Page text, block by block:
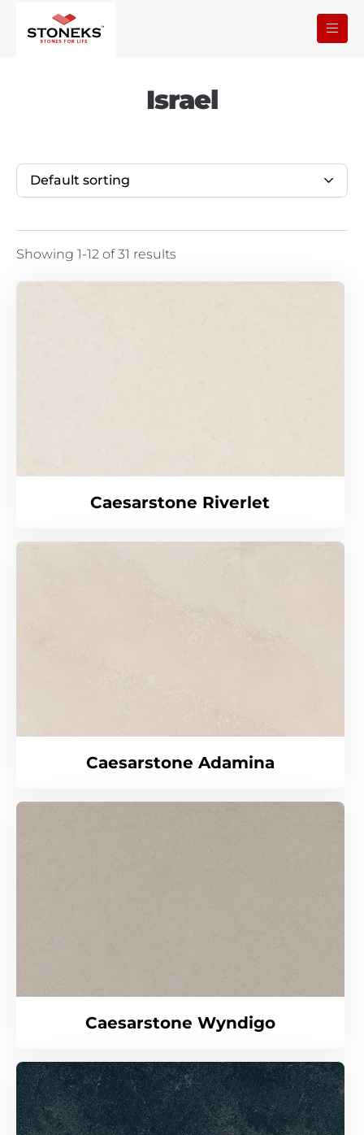
Israel
Default sorting
Showing 1-12 of 31 results
Caesarstone Riverlet
Caesarstone Adamina
Caesarstone Wyndigo